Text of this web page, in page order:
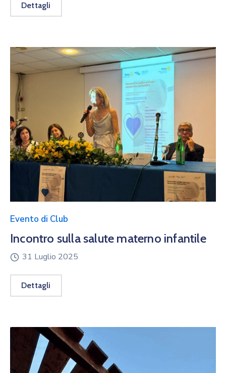
Dettagli
Evento di Club
Incontro sulla salute materno infantile
31 Luglio 2025
Dettagli